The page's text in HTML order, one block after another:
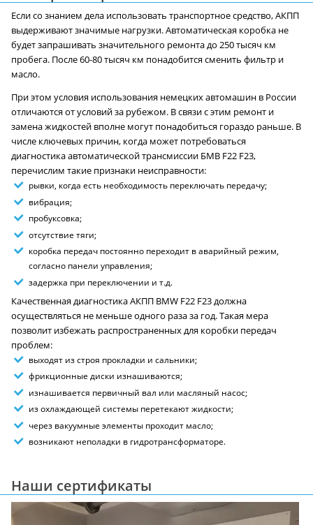
Если со знанием дела использовать транспортное средство, АКПП
выдерживают значимые нагрузки. Автоматическая коробка не
будет запрашивать значительного ремонта до 250 тысяч км
пробега. После 60-80 тысяч км понадобится сменить фильтр и
масло.
При этом условия использования немецких автомашин в России
отличаются от условий за рубежом. В связи с этим ремонт и
замена жидкостей вполне могут понадобиться гораздо раньше. В
числе ключевых причин, когда может потребоваться
диагностика автоматической трансмиссии БМВ F22 F23,
перечислим такие признаки неисправности:
рывки, когда есть необходимость переключать передачу;
вибрация;
пробуксовка;
отсутствие тяги;
коробка передач постоянно переходит в аварийный режим,
согласно панели управления;
задержка при переключении и т.д.
Качественная диагностика АКПП BMW F22 F23 должна
осуществляться не меньше одного раза за год. Такая мера
позволит избежать распространенных для коробки передач
проблем:
выходят из строя прокладки и сальники;
фрикционные диски изнашиваются;
изнашивается первичный вал или масляный насос;
из охлаждающей системы перетекают жидкости;
через вакуумные элементы проходит масло;
возникают неполадки в гидротрансформаторе.
Наши сертификаты